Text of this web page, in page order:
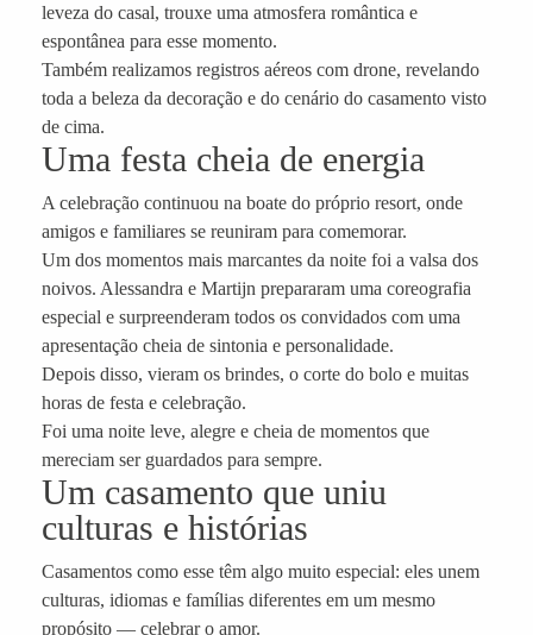
leveza do casal, trouxe uma atmosfera romântica e
espontânea para esse momento.
Também realizamos registros aéreos com drone, revelando
toda a beleza da decoração e do cenário do casamento visto
de cima.
Uma festa cheia de energia
A celebração continuou na boate do próprio resort, onde
amigos e familiares se reuniram para comemorar.
Um dos momentos mais marcantes da noite foi a valsa dos
noivos. Alessandra e Martijn prepararam uma coreografia
especial e surpreenderam todos os convidados com uma
apresentação cheia de sintonia e personalidade.
Depois disso, vieram os brindes, o corte do bolo e muitas
horas de festa e celebração.
Foi uma noite leve, alegre e cheia de momentos que
mereciam ser guardados para sempre.
Um casamento que uniu
culturas e histórias
Casamentos como esse têm algo muito especial: eles unem
culturas, idiomas e famílias diferentes em um mesmo
propósito — celebrar o amor.